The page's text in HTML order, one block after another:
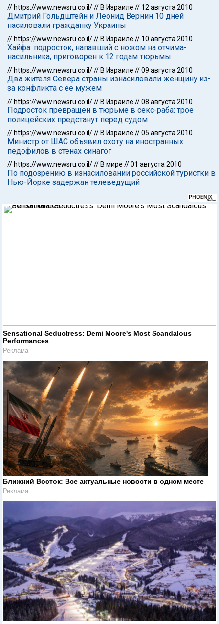
// https://www.newsru.co.il/// В Израиле // 12 августа 2010
Дмитрий Гольдштейн и Леонид Вернин 10 дней
насиловали гражданку Украины
// https://www.newsru.co.il/// В Израиле // 10 августа 2010
Хайфа: подросток, напавший с ножом на отчима-
насильника, приговорен к 12 годам тюрьмы
// https://www.newsru.co.il/// В Израиле //09 августа 2010
Два жителя Севера страны изнасиловали женщину из-
за конфликта с ее мужем
// https://www.newsru.co.il/// В Израиле //08 августа 2010
Подросток превращен в тюрьме в секс-раба: трое
полицейских предстанут перед судом
// https://www.newsru.co.il/// В Израиле //05 августа 2010
Министр от ШАС объявил охоту на иностранных
педофилов в стенах синагог
// https://www.newsru.co.il/// В мире //01 августа 2010
По подозрению в изнасиловании российской туристки в
Нью-Йорке задержан телеведущий
Sensational Seductress: Demi Moore's Most Scandalous
Performances
Реклама
Ближний Восток: Все актуальные новости в одном месте
Реклама